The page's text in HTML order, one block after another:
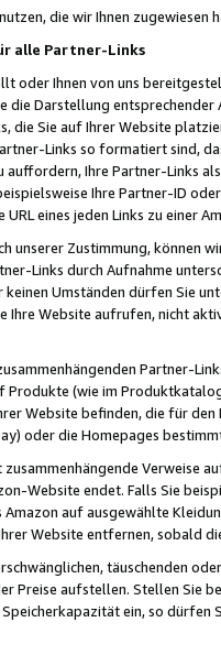
die wir Ihnen zugewiesen
alle Partner-Links
oder Ihnen von uns
die Darstellung
die Sie auf Ihrer Website
Links so formatiert sind,
auffordern, Ihre Partner-Links
Ihre Partner-ID
eines jeden Links zu einer
unserer Zustimmung, können
Links durch Aufnahme
Umständen dürfen Sie
Ihre Website aufrufen, nicht
Partner-
Produkte (wie im
Website befinden, die für
oder die Homepages
zusammenhängende
Website endet. Falls Sie
auf ausgewählte
Website entfernen, sobald
täuschenden
Preise aufstellen. Stellen Sie
ein, so dürfen